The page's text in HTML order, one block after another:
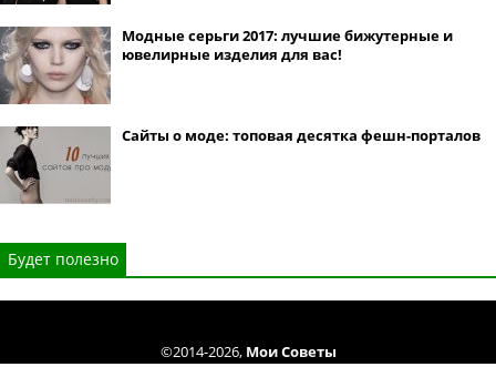
Модные серьги 2017: лучшие бижутерные и
ювелирные изделия для вас!
Сайты о моде: топовая десятка фешн-порталов
Будет полезно
©2014-2026, Мои Советы